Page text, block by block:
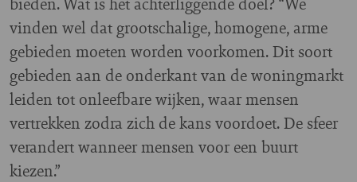
vinden wel dat grootschalige, homogene, arme
gebieden moeten worden voorkomen. Dit soort
gebieden aan de onderkant van de woningmarkt
leiden tot onleefbare wijken, waar mensen
vertrekken zodra zich de kans voordoet. De sfeer
verandert wanneer mensen voor een buurt
kiezen.”